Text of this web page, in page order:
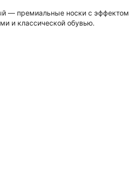
— премиальные носки с эффектом
и классической обувью.